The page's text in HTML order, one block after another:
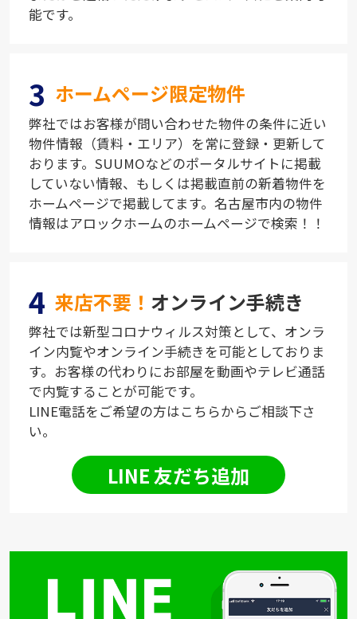
能です。
3 ホームページ限定物件
弊社ではお客様が問い合わせた物件の条件に近い
物件情報（賃料・エリア）を常に登録・更新して
おります。SUUMOなどのポータルサイトに掲載
していない情報、もしくは掲載直前の新着物件を
ホームページで掲載してます。名古屋市内の物件
情報はアロックホームのホームページで検索！！
4 来店不要！ オンライン手続き
弊社では新型コロナウィルス対策として、オンラ
イン内覧やオンライン手続きを可能としておりま
す。お客様の代わりにお部屋を動画やテレビ通話
で内覧することが可能です。
LINE電話をご希望の方はこちらからご相談下さ
い。
LINE 友だち追加